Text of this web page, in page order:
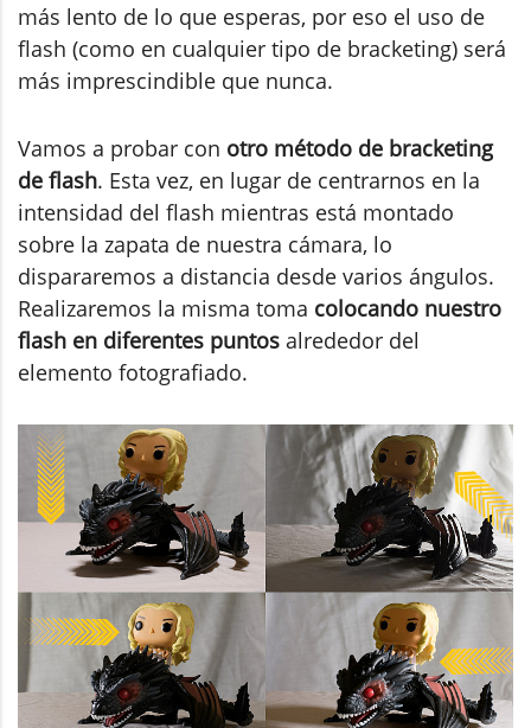
más lento de lo que esperas, por eso el uso de
flash (como en cualquier tipo de bracketing) será
más imprescindible que nunca.
Vamos a probar con otro método de bracketing
de flash. Esta vez, en lugar de centrarnos en la
intensidad del flash mientras está montado
sobre la zapata de nuestra cámara, lo
dispararemos a distancia desde varios ángulos.
Realizaremos la misma toma colocando nuestro
flash en diferentes puntos alrededor del
elemento fotografiado.